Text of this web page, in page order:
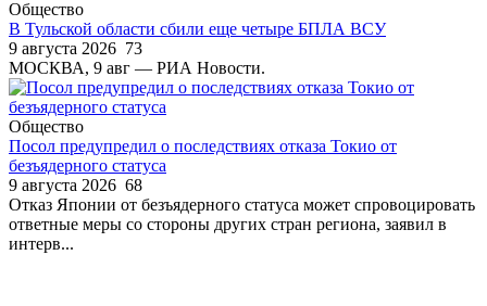
Общество
В Тульской области сбили еще четыре БПЛА ВСУ
9 августа 2026 73
МОСКВА, 9 авг — РИА Новости.
Общество
Посол предупредил о последствиях отказа Токио от
безъядерного статуса
9 августа 2026 68
Отказ Японии от безъядерного статуса может спровоцировать
ответные меры со стороны других стран региона, заявил в
интерв...